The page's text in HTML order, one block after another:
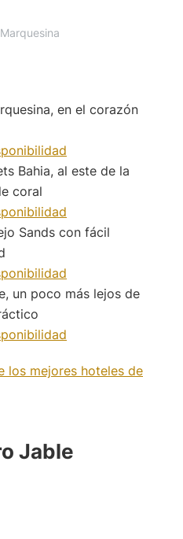
en el corazón
Bahia, al este de la
coral
Sands con fácil
un poco más lejos de
los mejores hoteles de
Jable